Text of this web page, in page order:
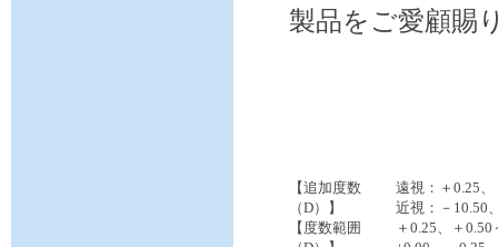
製品をご愛顧賜
【追加度数
（D）】
遠視：＋0.25
近視：－10.50
【度数範囲
＋0.25、＋